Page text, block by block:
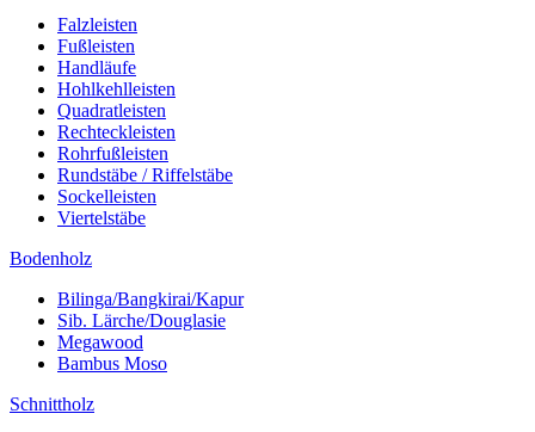
Falzleisten
Fußleisten
Handläufe
Hohlkehlleisten
Quadratleisten
Rechteckleisten
Rohrfußleisten
Rundstäbe / Riffelstäbe
Sockelleisten
Viertelstäbe
Bodenholz
Bilinga/Bangkirai/Kapur
Sib. Lärche/Douglasie
Megawood
Bambus Moso
Schnittholz